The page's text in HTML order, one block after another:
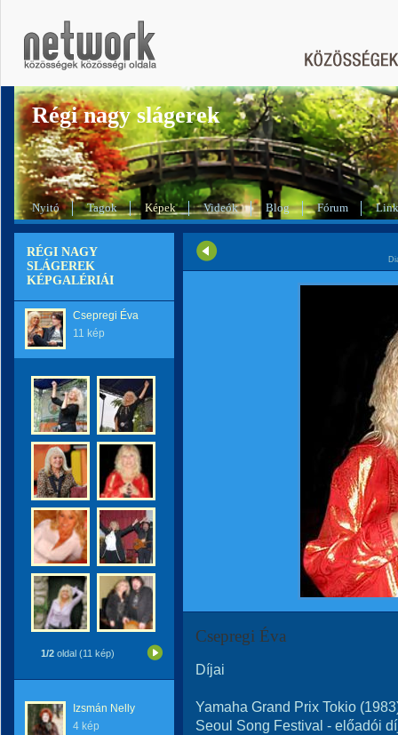
Régi nagy slágerek
Nyitó Tagok Képek Videók Blog Fórum
RÉGI NAGY
SLÁGEREK
KÉPGALÉRIÁI
Csepregi Éva
11 kép
1/2oldal (11 kép)
Izsmán Nelly
4 kép
Csepregi Éva
Díjai
Yamaha Grand Prix Tokio
Seoul Song Festival - előadói